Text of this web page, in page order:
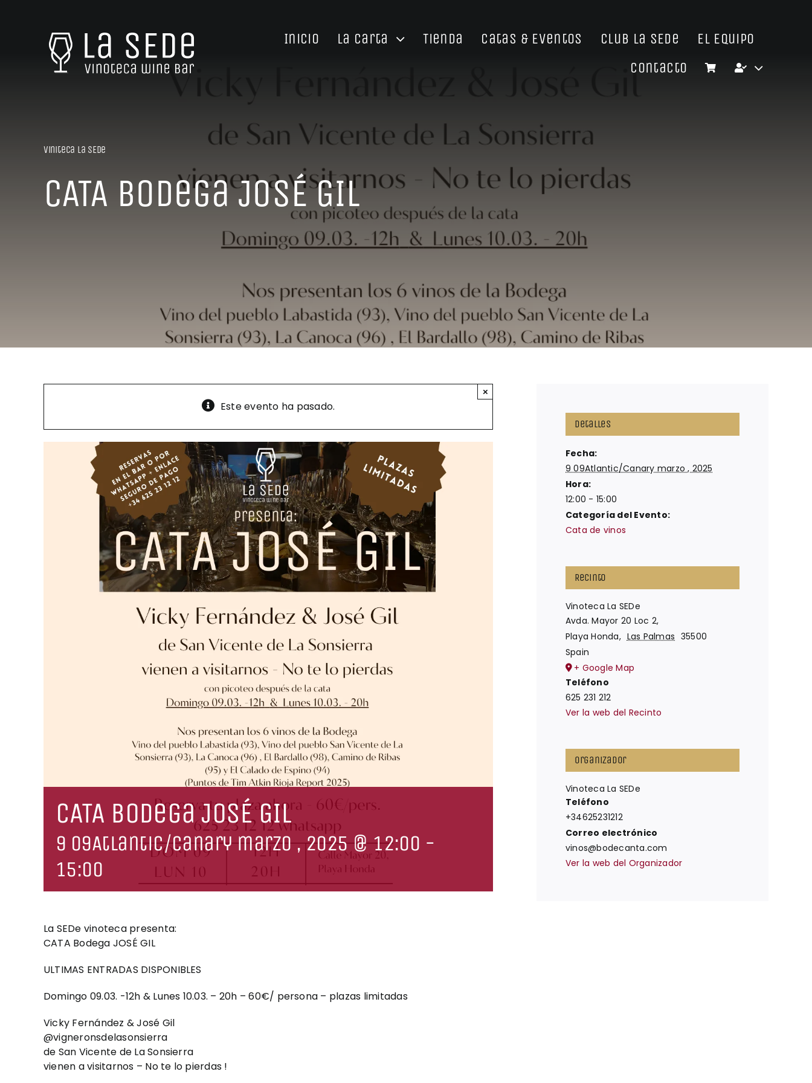
Inicio La Carta Tienda Catas & Eventos Club La SEDe
El Equipo
Contacto
Viniteca La SEDe
CATA Bodega JOSÉ GIL
Este evento ha pasado.
×
CATA Bodega JOSÉ GIL
9 09Atlantic/Canary marzo , 2025 @ 12:00 -
15:00
La SEDe vinoteca presenta:
CATA Bodega JOSÉ GIL
ULTIMAS ENTRADAS DISPONIBLES
Domingo 09.03. -12h & Lunes 10.03. – 20h – 60€/ persona – plazas limitadas
Vicky Fernández & José Gil
@vigneronsdelasonsierra
de San Vicente de La Sonsierra
vienen a visitarnos – No te lo pierdas !
Detalles
Fecha:
9 09Atlantic/Canary marzo , 2025
Hora:
12:00 - 15:00
Categoría del Evento:
Cata de vinos
Recinto
Vinoteca La SEDe
Avda. Mayor 20 Loc 2,
Playa Honda, Las Palmas 35500
Spain
+ Google Map
Teléfono
625 231 212
Ver la web del Recinto
Organizador
Vinoteca La SEDe
Teléfono
+34625231212
Correo electrónico
vinos@bodecanta.com
Ver la web del Organizador